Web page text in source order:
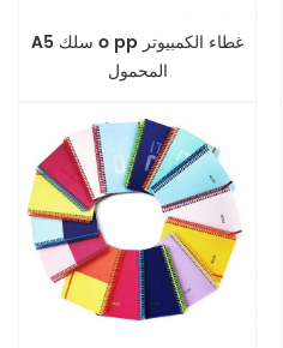
A5 سلك o pp غطاء الكمبيوتر
المحمول